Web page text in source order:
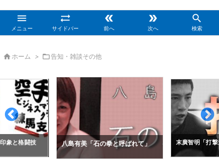

メニュー

サイドバー

前へ

次へ

検索
 ホーム > 告知・雑談その他
象と格闘技 八島有美「石の拳と呼ばれて」 末廣智明「打